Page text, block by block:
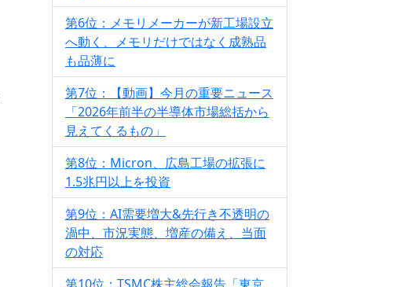
第6位：メモリメーカーが新工場設立
へ動く、メモリだけではなく成熟品
も品薄に
第7位：【動画】今月の重要ニュース
「2026年前半の半導体市場総括から
見えてくるもの」
第8位：Micron、広島工場の拡張に
1.5兆円以上を投資
第9位：AI需要増大&先行き不透明の
渦中、市況実態、増産の備え、当面
の対応
第10位：TSMC株主総会報告「東京